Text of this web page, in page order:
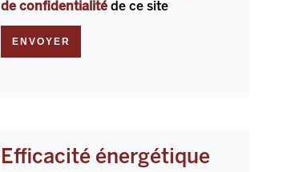
de confidentialité de ce site
ENVOYER
Efficacité énergétique